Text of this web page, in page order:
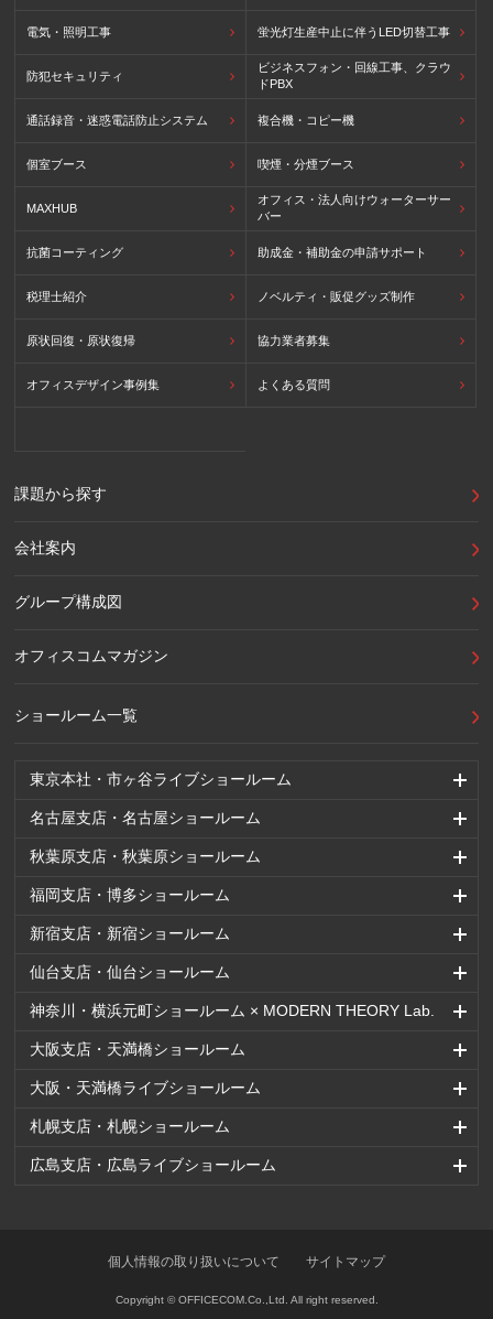
東京本社・市ヶ谷ライブショールーム
名古屋支店・名古屋ショールーム
秋葉原支店・秋葉原ショールーム
福岡支店・博多ショールーム
新宿支店・新宿ショールーム
仙台支店・仙台ショールーム
神奈川・横浜元町ショールーム × MODERN THEORY Lab.
大阪支店・天満橋ショールーム
大阪・天満橋ライブショールーム
札幌支店・札幌ショールーム
広島支店・広島ライブショールーム
電気・照明工事 蛍光灯生産中止に伴うLED切替工事
防犯セキュリティ
ビジネスフォン・回線工事、クラウ
ドPBX
通話録音・迷惑電話防止システム 複合機・コピー機
個室ブース 喫煙・分煙ブース
MAXHUB
オフィス・法人向けウォーターサー
バー
抗菌コーティング 助成金・補助金の申請サポート
税理士紹介 ノベルティ・販促グッズ制作
原状回復・原状復帰 協力業者募集
オフィスデザイン事例集 よくある質問
課題から探す
会社案内
グループ構成図
オフィスコムマガジン
ショールーム一覧
個人情報の取り扱いについて サイトマップ
Copyright © OFFICECOM.Co.,Ltd. All right reserved.